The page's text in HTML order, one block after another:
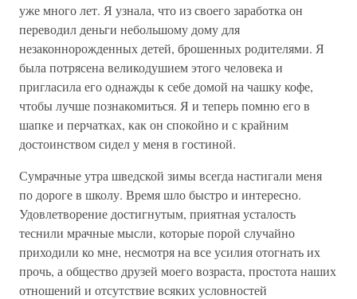
уже много лет. Я узнала, что из своего заработка он
переводил деньги небольшому дому для
незаконнорожденных детей, брошенных родителями. Я
была потрясена великодушием этого человека и
пригласила его однажды к себе домой на чашку кофе,
чтобы лучше познакомиться. Я и теперь помню его в
шапке и перчатках, как он спокойно и с крайним
достоинством сидел у меня в гостиной.
Сумрачные утра шведской зимы всегда настигали меня
по дороге в школу. Время шло быстро и интересно.
Удовлетворение достигнутым, приятная усталость
теснили мрачные мысли, которые порой случайно
приходили ко мне, несмотря на все усилия отогнать их
прочь, а общество друзей моего возраста, простота наших
отношений и отсутствие всяких условностей